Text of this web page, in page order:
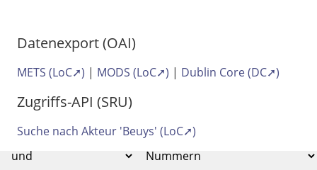
Datenexport (OAI)
METS (LoC➚) | MODS (LoC➚) | Dublin Core(DC➚)
Zugriffs-API (SRU)
Suche nach Akteur 'Beuys' (LoC➚)